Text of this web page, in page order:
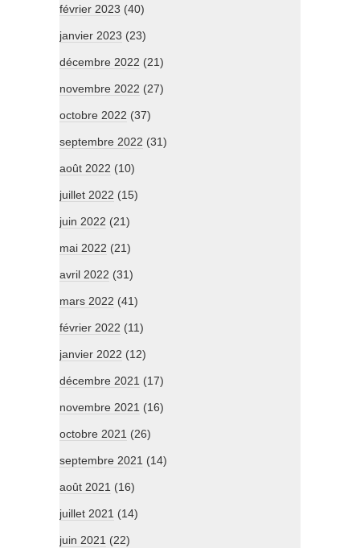
février 2023 (40)
janvier 2023 (23)
décembre 2022 (21)
novembre 2022 (27)
octobre 2022 (37)
septembre 2022 (31)
août 2022 (10)
juillet 2022 (15)
juin 2022 (21)
mai 2022 (21)
avril 2022 (31)
mars 2022 (41)
février 2022 (11)
janvier 2022 (12)
décembre 2021 (17)
novembre 2021 (16)
octobre 2021 (26)
septembre 2021 (14)
août 2021 (16)
juillet 2021 (14)
juin 2021 (22)